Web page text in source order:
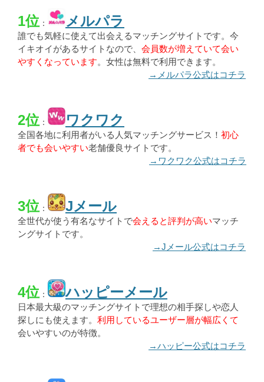
1位 ： メルパラ
誰でも気軽に使えて出会えるマッチングサイトです。今
イキオイがあるサイトなので、 会員数が増えていて会い
やすくなっています。女性は無料で利用できます。
→メルパラ公式はコチラ
2位 ： ワクワク
全国各地に利用者がいる人気マッチングサービス！ 初心
者でも会いやすい老舗優良サイトです。
→ワクワク公式はコチラ
3位 ： Jメール
全世代が使う有名なサイトで会えると評判が高いマッチ
ングサイトです。
→Jメール公式はコチラ
4位 ： ハッピーメール
日本最大級のマッチングサイトで理想の相手探しや恋人
探しにも使えます。 利用しているユーザー層が幅広くて
会いやすいのが特徴。
→ハッピー公式はコチラ